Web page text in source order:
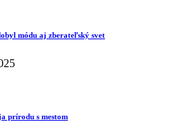
módu aj zberateľský svet
prírodu s mestom